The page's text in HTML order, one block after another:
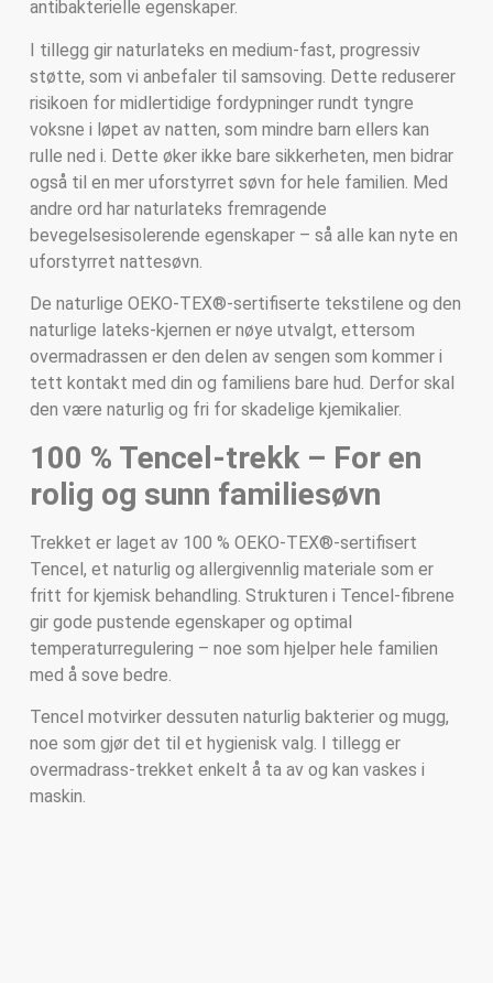
antibakterielle egenskaper.
I tillegg gir naturlateks en medium-fast, progressiv
støtte, som vi anbefaler til samsoving. Dette reduserer
risikoen for midlertidige fordypninger rundt tyngre
voksne i løpet av natten, som mindre barn ellers kan
rulle ned i. Dette øker ikke bare sikkerheten, men bidrar
også til en mer uforstyrret søvn for hele familien. Med
andre ord har naturlateks fremragende
bevegelsesisolerende egenskaper – så alle kan nyte en
uforstyrret nattesøvn.
De naturlige OEKO-TEX®-sertifiserte tekstilene og den
naturlige lateks-kjernen er nøye utvalgt, ettersom
overmadrassen er den delen av sengen som kommer i
tett kontakt med din og familiens bare hud. Derfor skal
den være naturlig og fri for skadelige kjemikalier.
100 % Tencel-trekk – For en
rolig og sunn familiesøvn
Trekket er laget av 100 % OEKO-TEX®-sertifisert
Tencel, et naturlig og allergivennlig materiale som er
fritt for kjemisk behandling. Strukturen i Tencel-fibrene
gir gode pustende egenskaper og optimal
temperaturregulering – noe som hjelper hele familien
med å sove bedre.
Tencel motvirker dessuten naturlig bakterier og mugg,
noe som gjør det til et hygienisk valg. I tillegg er
overmadrass-trekket enkelt å ta av og kan vaskes i
maskin.